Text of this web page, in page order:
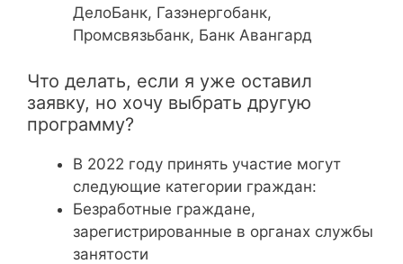
ДелоБанк, Газэнергобанк,
Промсвязьбанк, Банк Авангард
Что делать, если я уже оставил
заявку, но хочу выбрать другую
программу?
В 2022 году принять участие могут
следующие категории граждан:
Безработные граждане,
зарегистрированные в органах службы
занятости